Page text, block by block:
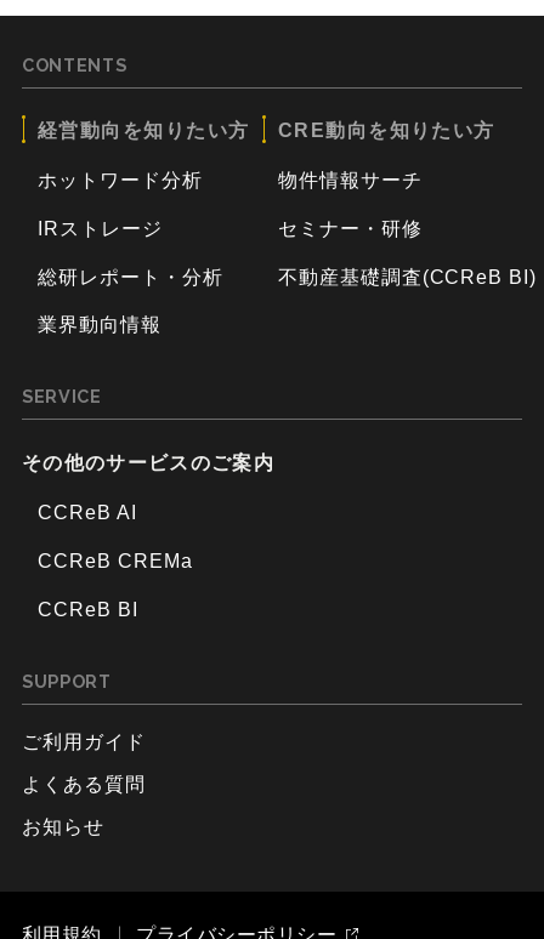
CONTENTS
経営動向を知りたい方
ホットワード分析
IRストレージ
総研レポート・分析
業界動向情報
CRE動向を知りたい方
物件情報サーチ
セミナー・研修
不動産基礎調査(CCReB BI)
SERVICE
その他のサービスのご案内
CCReB AI
CCReB CREMa
CCReB BI
SUPPORT
ご利用ガイド
よくある質問
お知らせ